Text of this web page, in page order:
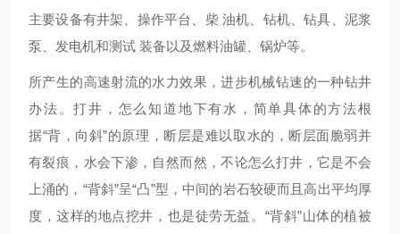
主要设备有井架、操作平台、柴 油机、钻机、钻具、泥浆
泵、发电机和测试 装备以及燃料油罐、锅炉等。
所产生的高速射流的水力效果，进步机械钻速的一种钻井
办法。打井，怎么知道地下有水，简单具体的方法根
据“背，向斜”的原理，断层是难以取水的，断层面脆弱并
有裂痕，水会下渗，自然而然，不论怎么打井，它是不会
上涌的，“背斜”呈“凸”型，中间的岩石较硬而且高出平均厚
度，这样的地点挖井，也是徒劳无益。“背斜”山体的植被